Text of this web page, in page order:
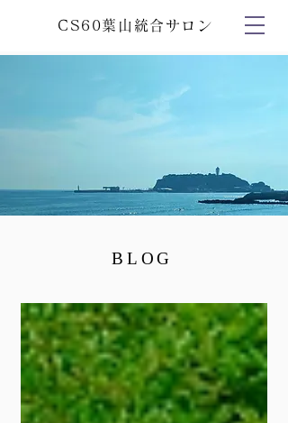
CS60葉山統合サロン
BLOG